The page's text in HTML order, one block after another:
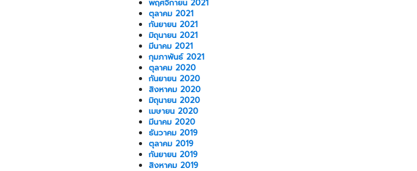
พฤศจิกายน 2021
ตุลาคม 2021
กันยายน 2021
มิถุนายน 2021
มีนาคม 2021
กุมภาพันธ์ 2021
ตุลาคม 2020
กันยายน 2020
สิงหาคม 2020
มิถุนายน 2020
เมษายน 2020
มีนาคม 2020
ธันวาคม 2019
ตุลาคม 2019
กันยายน 2019
สิงหาคม 2019